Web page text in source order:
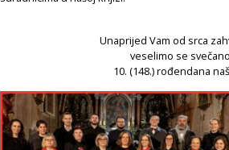
Unaprijed Vam od srca
veselimo se
10. (148.) rođendana